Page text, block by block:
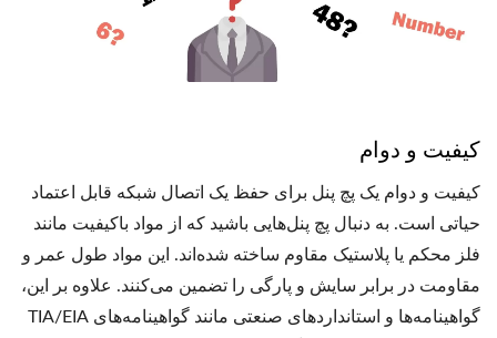
کیفیت و دوام
کیفیت و دوام یک پچ پنل برای حفظ یک اتصال شبکه قابل اعتماد
حیاتی است. به دنبال پچ پنل‌هایی باشید که از مواد باکیفیت مانند
فلز محکم یا پلاستیک مقاوم ساخته شده‌اند. این مواد طول عمر و
مقاومت در برابر سایش و پارگی را تضمین می‌کنند. علاوه بر این،
گواهینامه‌ها و استانداردهای صنعتی مانند گواهینامه‌های TIA/EIA